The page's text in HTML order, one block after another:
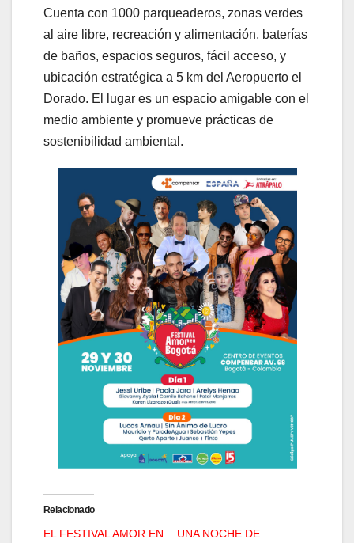
Cuenta con 1000 parqueaderos, zonas verdes
al aire libre, recreación y alimentación, baterías
de baños, espacios seguros, fácil acceso, y
ubicación estratégica a 5 km del Aeropuerto el
Dorado. El lugar es un espacio amigable con el
medio ambiente y promueve prácticas de
sostenibilidad ambiental.
Relacionado
EL FESTIVAL AMOR EN
UNA NOCHE DE